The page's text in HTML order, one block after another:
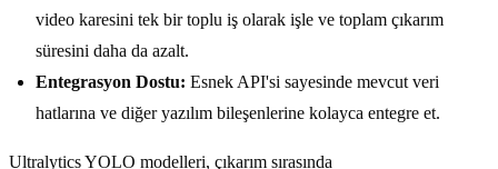
video karesini tek bir toplu iş olarak işle ve toplam çıkarım
süresini daha da azalt.
Entegrasyon Dostu: Esnek API'si sayesinde mevcut veri
hatlarına ve diğer yazılım bileşenlerine kolayca entegre et.
Ultralytics YOLO modelleri, çıkarım sırasında